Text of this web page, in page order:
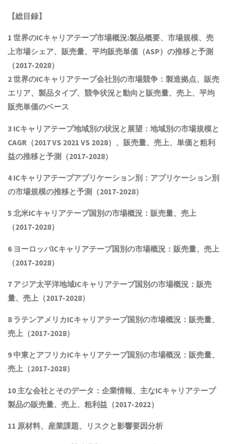
【総目録】
1 世界のICキャリアテープ市場概況:製品概要、市場規模、売
上市場シェア、販売量、平均販売単価（ASP）の推移と予測
（2017-2028）
2 世界のICキャリアテープ会社別の市場競争：製造拠点、販売
エリア、製品タイプ、競争状況と動向と 販売量、売上、平均
販売単価のベース
3 ICキャリアテープ地域別の状況と展望：地域別の市場規模と
CAGR （2017 VS 2021 VS 2028）、販売量、売上、単価と粗利
益の推移と予測（2017-2028）
4 ICキャリアテープアプリケーション別：アプリケーション別
の市場規模の推移と予測（2017-2028）
5 北米ICキャリアテープ国別の市場概況 ：販売量、売上
（2017-2028）
6 ヨーロッパICキャリアテープ国別の市場概況：販売量、売上
（2017-2028）
7 アジア太平洋地域ICキャリアテープ国別の市場概況：販売
量、売上（2017-2028）
8 ラテンアメリカICキャリアテープ国別の市場概況：販売量、
売上（2017-2028）
9 中東とアフリカICキャリアテープ国別の市場概況：販売量、
売上（2017-2028）
10 主な会社とそのデータ ：企業情報、主なICキャリアテープ
製品の販売量、売上、粗利益（2017-2022）
11 原材料、産業課題、リスクと影響要因分析